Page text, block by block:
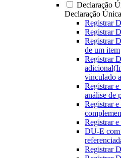
Declaração
Declaração
Registrar
Registrar
Registrar
de um item
Registrar
vinculado
Registrar
análise de
Registrar
Registrar
DU-E com
Registrar